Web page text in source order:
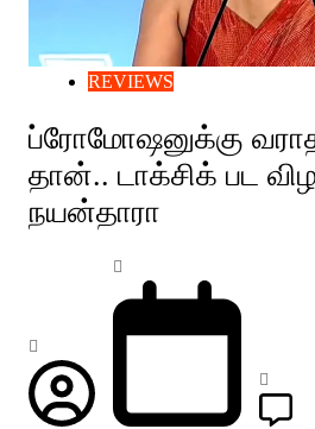
REVIEWS
ப்ரோமோஷனுக்கு
தான்.. டாக்சிக் பட
நயன்தாரா